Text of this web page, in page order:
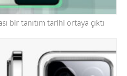
bir tanıtım tarihi ortaya çıktı